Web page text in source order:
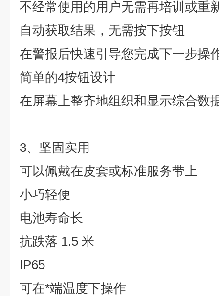
不经常使用的用户无需再培训或重
自动获取结果，无需按下按钮
在警报后快速引导您完成下一步操
简单的4按钮设计
在屏幕上整齐地组织和显示综合数
3、坚固实用
可以佩戴在皮套或标准服务带上
小巧轻便
电池寿命长
抗跌落 1.5 米
IP65
可在*端温度下操作